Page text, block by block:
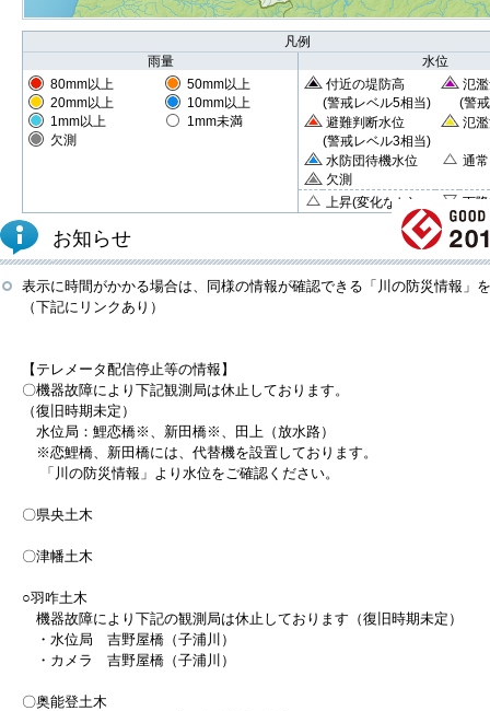
凡例
雨量
80mm以上
50mm以上
20mm以上
10mm以上
1mm以上
1mm未満
欠測
水位
付近の堤防高
(警戒レベル5相当)
氾
(警
避難判断水位
(警戒レベル3相当)
氾
水防団待機水位
通常
欠測
上昇(変化なし)
下
お知らせ
表示に時間がかかる場合は、同様の情報が確認できる「川の防災情報」
（下記にリンクあり）
【テレメータ配信停止等の情報】
〇機器故障により下記観測局は休止しております。
（復旧時期未定）
水位局：鯉恋橋※、新田橋※、田上（放水路）
※恋鯉橋、新田橋には、代替機を設置しております。
「川の防災情報」より水位をご確認ください。
〇県央土木
〇津幡土木
○羽咋土木
機器故障により下記の観測局は休止しております（復旧時期未定）
・水位局 吉野屋橋（子浦川）
・カメラ 吉野屋橋（子浦川）
〇奥能登土木